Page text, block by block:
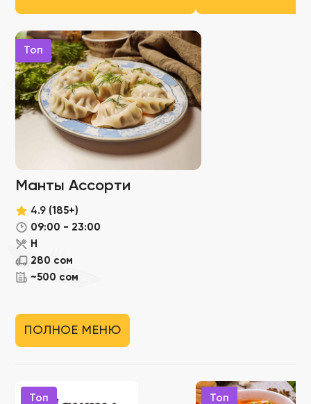
Манты Ассорти
4.9 (185+)
09:00 - 23:00
Н
280 сом
~500 сом
Топ
ПОЛНОЕ МЕНЮ
Топ Топ